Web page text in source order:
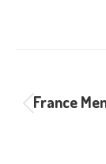
article
France